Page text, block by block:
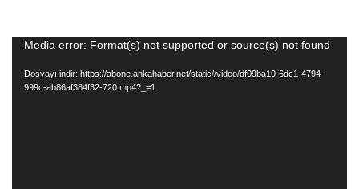
Video
oynatıcı
Media error: Format(s) not supported or source(s) not found
Dosyayı indir: https://abone.ankahaber.net/static//video/df09ba10-6dc1-4794-
999c-ab86af384f32-720.mp4?_=1